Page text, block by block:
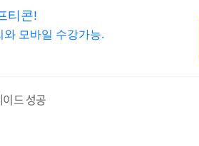
티콘!
모바일 수강가능.
드 성공